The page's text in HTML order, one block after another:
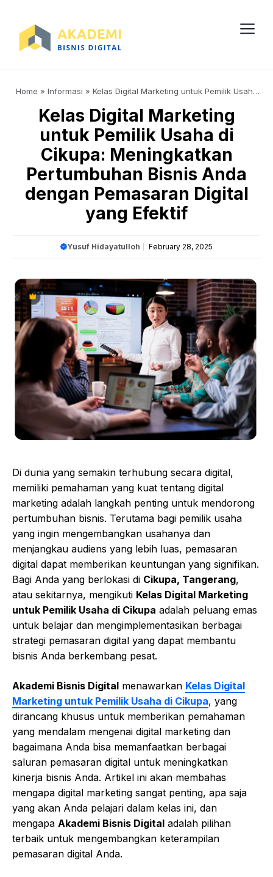
content
Home » Informasi » Kelas Digital Marketing untuk Pemilik Usaha
Pemasaran Digital yang Efektif
Kelas Digital Marketing
untuk Pemilik Usaha di
Cikupa: Meningkatkan
Pertumbuhan Bisnis Anda
dengan Pemasaran Digital
yang Efektif
Yusuf Hidayatulloh February 28, 2025
Di dunia yang semakin terhubung secara digital,
memiliki pemahaman yang kuat tentang digital
marketing adalah langkah penting untuk mendorong
pertumbuhan bisnis. Terutama bagi pemilik usaha
yang ingin mengembangkan usahanya dan
menjangkau audiens yang lebih luas, pemasaran
digital dapat memberikan keuntungan yang signifikan.
Bagi Anda yang berlokasi di Cikupa, Tangerang,
atau sekitarnya, mengikuti Kelas Digital Marketing
untuk Pemilik Usaha di Cikupa adalah peluang emas
untuk belajar dan mengimplementasikan berbagai
strategi pemasaran digital yang dapat membantu
bisnis Anda berkembang pesat.
Akademi Bisnis Digital menawarkan Kelas Digital
Marketing untuk Pemilik Usaha di Cikupa, yang
dirancang khusus untuk memberikan pemahaman
yang mendalam mengenai digital marketing dan
bagaimana Anda bisa memanfaatkan berbagai
saluran pemasaran digital untuk meningkatkan
kinerja bisnis Anda. Artikel ini akan membahas
mengapa digital marketing sangat penting, apa saja
yang akan Anda pelajari dalam kelas ini, dan
mengapa Akademi Bisnis Digital adalah pilihan
terbaik untuk mengembangkan keterampilan
pemasaran digital Anda.